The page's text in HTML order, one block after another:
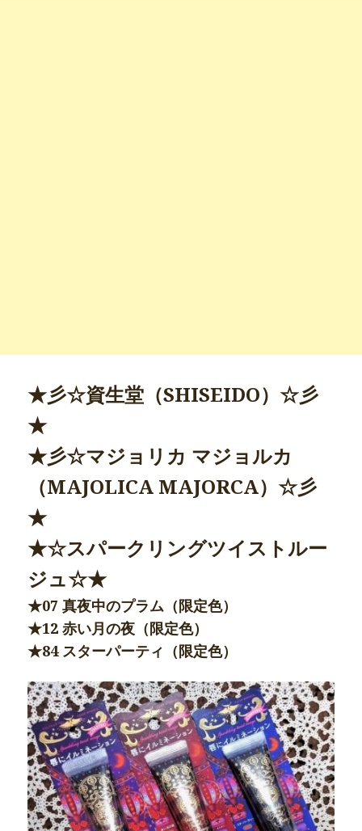
★彡☆資生堂（SHISEIDO）☆彡
★
★彡☆マジョリカ マジョルカ
（MAJOLICA MAJORCA）☆彡
★
★☆スパークリングツイストルー
ジュ☆★
★07 真夜中のプラム（限定色）
★12 赤い月の夜（限定色）
★84 スターパーティ（限定色）